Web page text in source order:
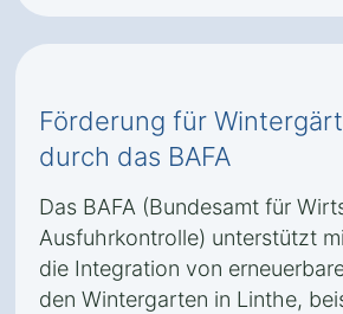
Förderung für
durch das BAFA
Das BAFA (Bundesamt für
Ausfuhrkontrolle) unterstützt
die Integration von
den Wintergarten in Linthe,